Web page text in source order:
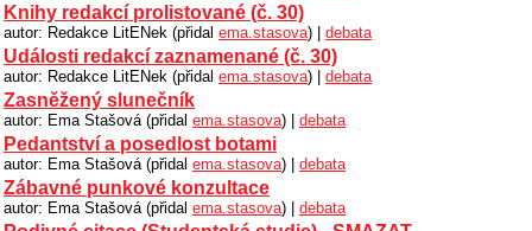
Knihy redakcí prolistované (č. 30)
autor: Redakce LitENek (přidal ema.stasova) | debata
Události redakcí zaznamenané (č. 30)
autor: Redakce LitENek (přidal ema.stasova) | debata
Zasněžený slunečník
autor: Ema Stašová (přidal ema.stasova) | debata
Pedantství a posedlost botami
autor: Ema Stašová (přidal ema.stasova) | debata
Zábavné punkové konzultace
autor: Ema Stašová (přidal ema.stasova) | debata